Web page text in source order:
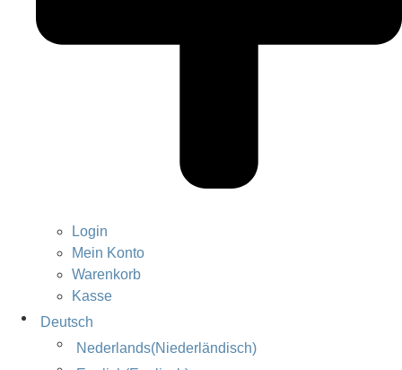
Login
Mein Konto
Warenkorb
Kasse
Deutsch
Nederlands(Niederländisch)